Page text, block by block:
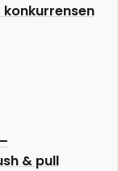
& pull